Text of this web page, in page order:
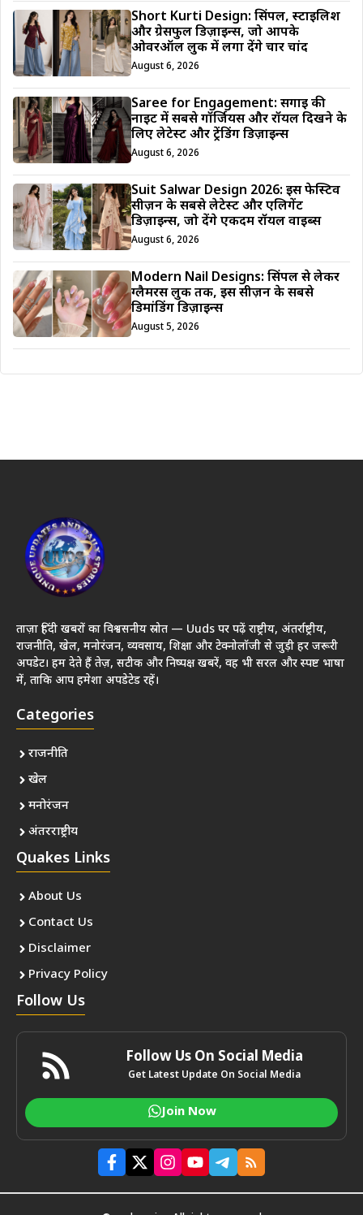
Short Kurti Design: सिंपल, स्टाइलिश
और ग्रेसफुल डिज़ाइन्स, जो आपके
ओवरऑल लुक में लगा देंगे चार चांद
August 6, 2026
Saree for Engagement: सगाई की
नाइट में सबसे गॉर्जियस और रॉयल दिखने के
लिए लेटेस्ट और ट्रेंडिंग डिज़ाइन्स
August 6, 2026
Suit Salwar Design 2026: इस फेस्टिव
सीज़न के सबसे लेटेस्ट और एलिगेंट
डिज़ाइन्स, जो देंगे एकदम रॉयल वाइब्स
August 6, 2026
Modern Nail Designs: सिंपल से लेकर
ग्लैमरस लुक तक, इस सीज़न के सबसे
डिमांडिंग डिज़ाइन्स
August 5, 2026
ताज़ा हिंदी खबरों का विश्वसनीय स्रोत — Uuds पर पढ़ें राष्ट्रीय, अंतर्राष्ट्रीय,
राजनीति, खेल, मनोरंजन, व्यवसाय, शिक्षा और टेक्नोलॉजी से जुड़ी हर जरूरी
अपडेट। हम देते हैं तेज़, सटीक और निष्पक्ष खबरें, वह भी सरल और स्पष्ट भाषा
में, ताकि आप हमेशा अपडेटेड रहें।
Categories
राजनीति
खेल
मनोरंजन
अंतरराष्ट्रीय
Quakes Links
About Us
Contact Us
Disclaimer
Privacy Policy
Follow Us
Follow Us On Social Media
Get Latest Update On Social Media
Join Now